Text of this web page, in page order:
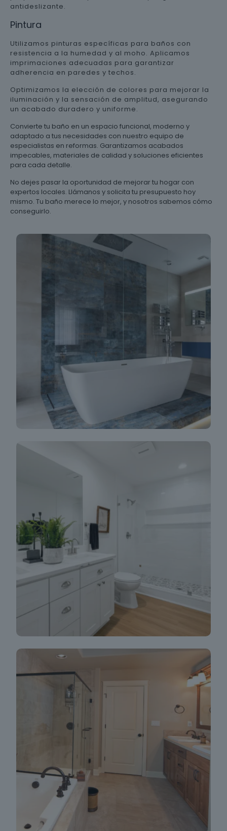
antideslizante.
Pintura
Utilizamos pinturas específicas para baños con
resistencia a la humedad y al moho. Aplicamos
imprimaciones adecuadas para garantizar
adherencia en paredes y techos.
Optimizamos la elección de colores para mejorar la
iluminación y la sensación de amplitud, asegurando
un acabado duradero y uniforme.
Convierte tu baño en un espacio funcional, moderno y
adaptado a tus necesidades con nuestro equipo de
especialistas en reformas. Garantizamos acabados
impecables, materiales de calidad y soluciones eficientes
para cada detalle.
No dejes pasar la oportunidad de mejorar tu hogar con
expertos locales. Llámanos y solicita tu presupuesto hoy
mismo. Tu baño merece lo mejor, y nosotros sabemos cómo
conseguirlo.